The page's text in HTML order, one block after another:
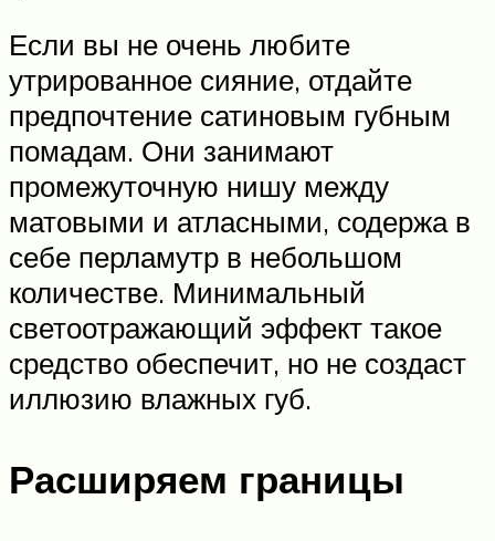
Если вы не очень любите
утрированное сияние, отдайте
предпочтение сатиновым губным
помадам. Они занимают
промежуточную нишу между
матовыми и атласными, содержа в
себе перламутр в небольшом
количестве. Минимальный
светоотражающий эффект такое
средство обеспечит, но не создаст
иллюзию влажных губ.
Расширяем границы